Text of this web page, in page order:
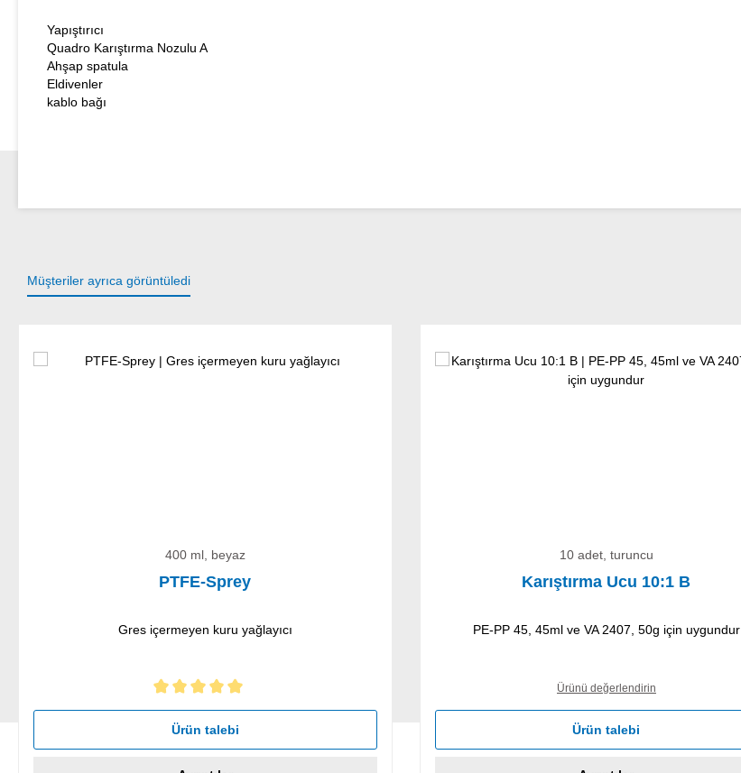
Yapıştırıcı
Quadro Karıştırma Nozulu A
Ahşap spatula
Eldivenler
kablo bağı
Müşteriler ayrıca görüntüledi
400 ml, beyaz
PTFE-Sprey
Gres içermeyen kuru yağlayıcı
5 yıldız üzerinden 5 ortalama puanı
Ürün talebi
10 adet, turuncu
Karıştırma Ucu 10:1 B
PE-PP 45, 45ml ve VA 2407, 50g için uygundur
Ürünü değerlendirin
Ürün talebi